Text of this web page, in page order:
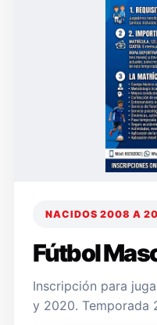
NACIDOS 2008 A
Fútbol
Inscripción para
y 2020. Temporada